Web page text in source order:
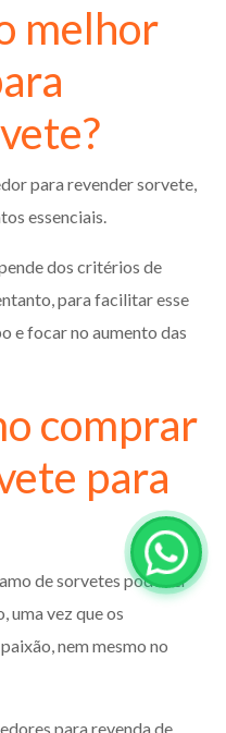
melhor
para revender sorvete,
essenciais.
dos critérios de
para facilitar esse
e focar no aumento das
comprar
para
de sorvetes pode ser
uma vez que os
nem mesmo no
para revenda de